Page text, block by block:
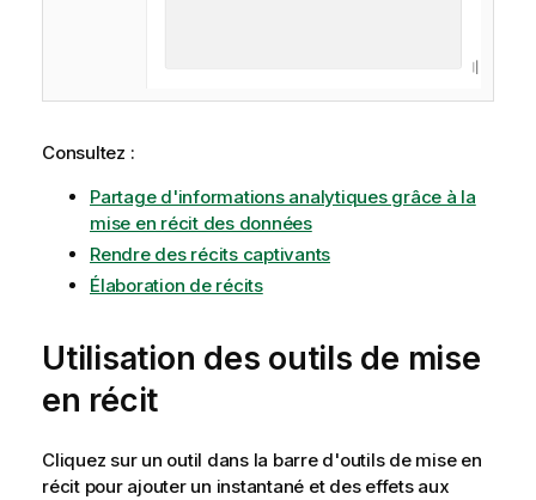
Consultez :
Partage d'informations analytiques grâce à la
mise en récit des données
Rendre des récits captivants
Élaboration de récits
Utilisation des outils de mise
en récit
Cliquez sur un outil dans la barre d'outils de mise en
récit pour ajouter un instantané et des effets aux